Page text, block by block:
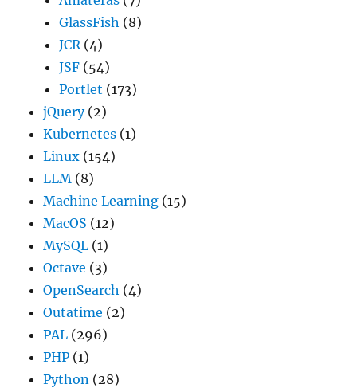
GlassFish (8)
JCR(4)
JSF (54)
Portlet (173)
jQuery(2)
Kubernetes (1)
Linux (154)
LLM (8)
Machine Learning (15)
MacOS (12)
MySQL (1)
Octave (3)
OpenSearch (4)
Outatime (2)
PAL (296)
PHP (1)
Python (28)